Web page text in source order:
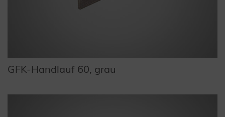
GFK-Handlauf 60, grau